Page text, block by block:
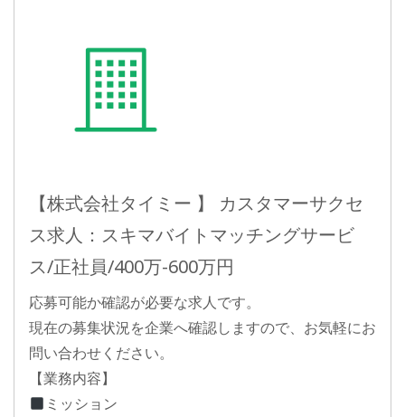
【株式会社タイミー 】 カスタマーサクセ
ス求人：スキマバイトマッチングサービ
ス/正社員/400万-600万円
応募可能か確認が必要な求人です。
現在の募集状況を企業へ確認しますので、お気軽にお
問い合わせください。
【業務内容】
ミッション